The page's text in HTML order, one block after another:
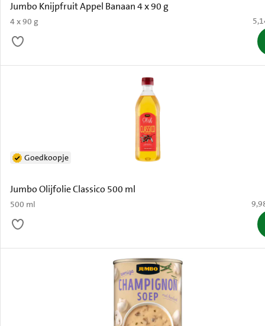
Jumbo Knijpfruit Appel Banaan 4 x 90 g
4 x 90 g €
Jumbo Olijfolie Classico 500 ml
500 ml
Goedkoopje
€